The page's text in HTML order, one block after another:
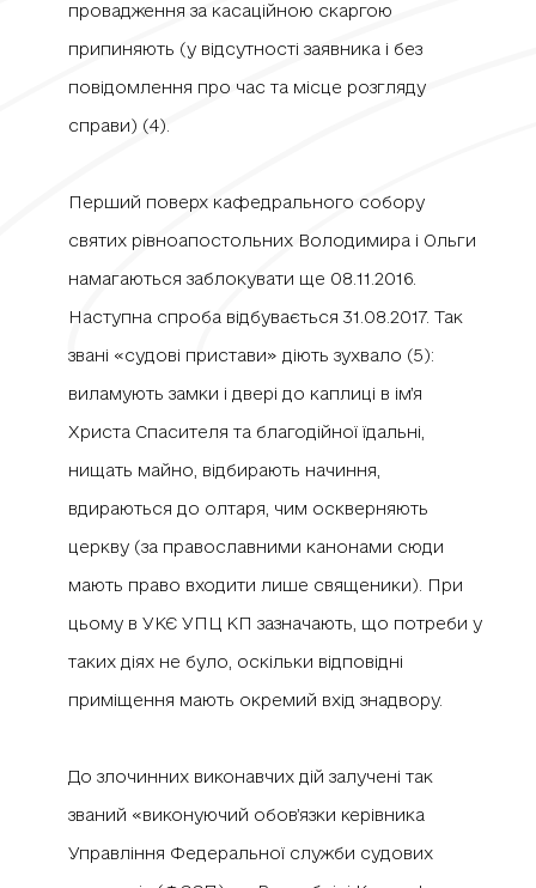
провадження за касаційною скаргою
припиняють (у відсутності заявника і без
повідомлення про час та місце розгляду
справи) (4).
Перший поверх кафедрального собору
святих рівноапостольних Володимира і Ольги
намагаються заблокувати ще 08.11.2016.
Наступна спроба відбувається 31.08.2017. Так
звані «судові пристави» діють зухвало (5):
виламують замки і двері до каплиці в ім’я
Христа Спасителя та благодійної їдальні,
нищать майно, відбирають начиння,
вдираються до олтаря, чим оскверняють
церкву (за православними канонами сюди
мають право входити лише священики). При
цьому в УКЄ УПЦ КП зазначають, що потреби у
таких діях не було, оскільки відповідні
приміщення мають окремий вхід знадвору.
До злочинних виконавчих дій залучені так
званий «виконуючий обов’язки керівника
Управління Федеральної служби судових